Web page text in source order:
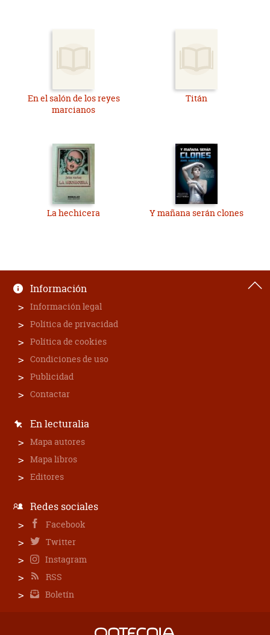
En el salón de los reyes
marcianos
Titán
La hechicera Y mañana serán clones
Información
Información legal
Política de privacidad
Política de cookies
Condiciones de uso
Publicidad
Contactar
En lecturalia
Mapa autores
Mapa libros
Editores
Redes sociales
Facebook
Twitter
Instagram
RSS
Boletín